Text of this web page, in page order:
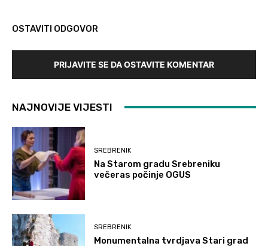
OSTAVITI ODGOVOR
PRIJAVITE SE DA OSTAVITE KOMENTAR
NAJNOVIJE VIJESTI
SREBRENIK
Na Starom gradu Srebreniku
večeras počinje OGUS
SREBRENIK
Monumentalna tvrdjava Stari grad